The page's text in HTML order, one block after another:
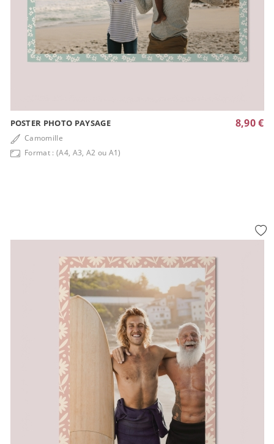
POSTER PHOTO PAYSAGE
Camomille
Format : (A4, A3, A2 ou A1)
8,90 €